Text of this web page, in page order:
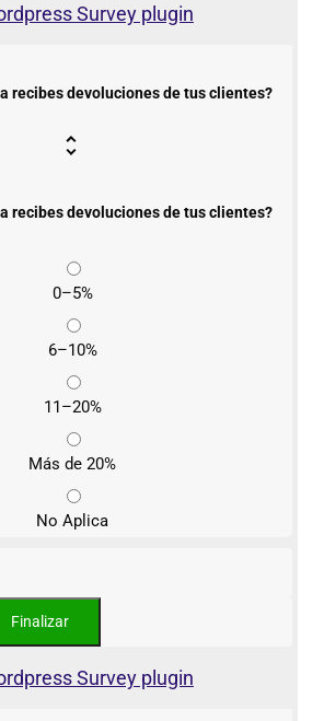
Survey plugin
recibes devoluciones de tus clientes?
recibes devoluciones de tus clientes?
0–5%
6–10%
11–20%
Más de 20%
No Aplica
Survey plugin